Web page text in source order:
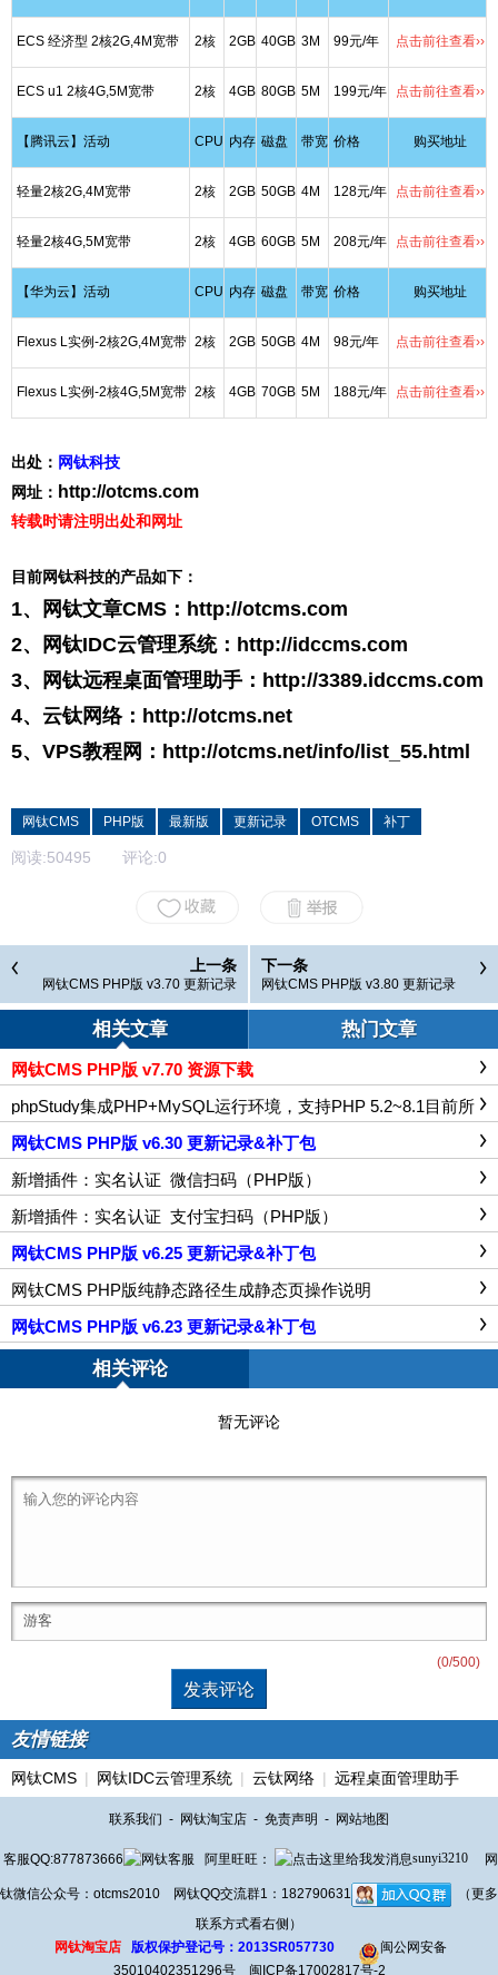
ECS 经济型 2核2G,4M宽带 2核 2GB 40GB 3M 99元/年 点击前往查看››
ECS u1 2核4G,5M宽带 2核 4GB 80GB 5M 199元/年 点击前往查看››
【腾讯云】活动 CPU 内存 磁盘 带宽 价格 购买地址
轻量2核2G,4M宽带 2核 2GB 50GB 4M 128元/年 点击前往查看››
轻量2核4G,5M宽带 2核 4GB 60GB 5M 208元/年 点击前往查看››
【华为云】活动 CPU 内存 磁盘 带宽 价格 购买地址
Flexus L实例-2核2G,4M宽带 2核 2GB 50GB 4M 98元/年 点击前往查看››
Flexus L实例-2核4G,5M宽带 2核 4GB 70GB 5M 188元/年 点击前往查看››
出处： 网钛科技
网址： http://otcms.com
转载时请注明出处和网址
目前网钛科技的产品如下：
1、网钛文章CMS： http://otcms.com
2、网钛IDC云管理系统： http://idccms.com
3、网钛远程桌面管理助手： http://3389.idccms.com
4、云钛网络： http://otcms.net
5、VPS教程网： http://otcms.net/info/list_55.html
网钛CMS PHP版 最新版 更新记录 OTCMS 补丁
阅读:50495 评论:0
上一条
网钛CMS PHP版 v3.70 更新记录
下一条
网钛CMS PHP版 v3.80 更新记录
相关文章 热门文章
网钛CMS PHP版 v7.70 资源下载
phpStudy集成PHP+MySQL运行环境，支持PHP 5.2~8.1目前所
有PHP版本，适合本地测试PHP程序
网钛CMS PHP版 v6.30 更新记录&补丁包
新增插件：实名认证_微信扫码（PHP版）
新增插件：实名认证_支付宝扫码（PHP版）
网钛CMS PHP版 v6.25 更新记录&补丁包
网钛CMS PHP版纯静态路径生成静态页操作说明
网钛CMS PHP版 v6.23 更新记录&补丁包
相关评论
暂无评论
(0/500)
友情链接
网钛CMS | 网钛IDC云管理系统 | 云钛网络 | 远程桌面管理助手
联系我们 - 网钛淘宝店 - 免责声明 - 网站地图
客服QQ:877873666 阿里旺旺： sunyi3210 网
钛微信公众号：otcms2010 网钛QQ交流群1：182790631
（更多
联系方式看右侧）
网钛淘宝店
版权保护登记号：2013SR057730
闽公网安备
35010402351296号
闽ICP备17002817号-2